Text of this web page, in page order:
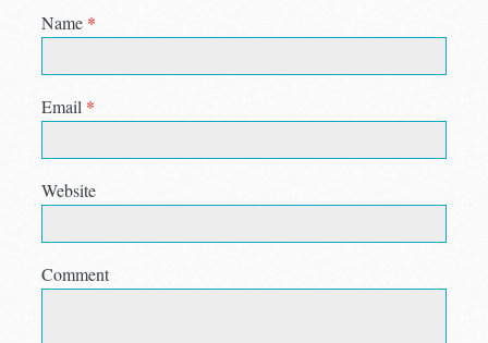
Name *
Email *
Website
Comment